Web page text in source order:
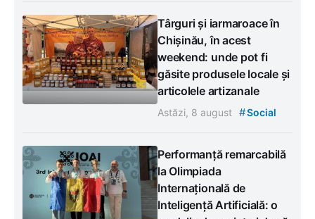
Târguri și iarmaroace în
Chișinău, în acest
weekend: unde pot fi
găsite produsele locale și
articolele artizanale
Astăzi, 8 august #Social
Performanță remarcabilă
la Olimpiada
Internațională de
Inteligență Artificială: o